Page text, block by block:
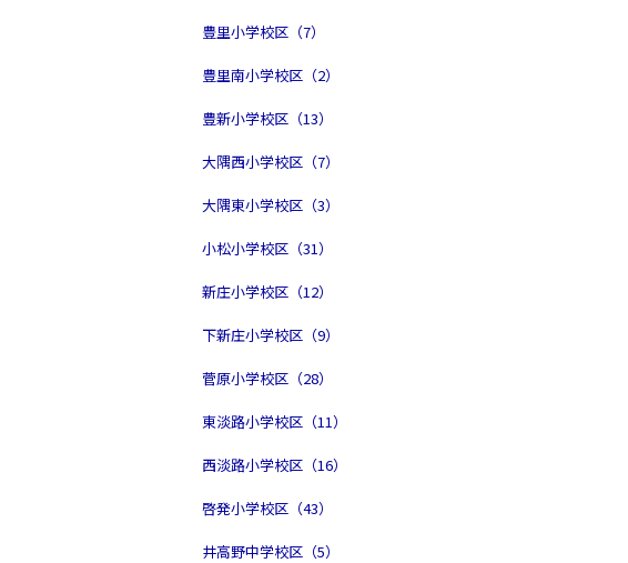
豊里小学校区（7）
豊里南小学校区（2）
豊新小学校区（13）
大隅西小学校区（7）
大隅東小学校区（3）
小松小学校区（31）
新庄小学校区（12）
下新庄小学校区（9）
菅原小学校区（28）
東淡路小学校区（11）
西淡路小学校区（16）
啓発小学校区（43）
井高野中学校区（5）